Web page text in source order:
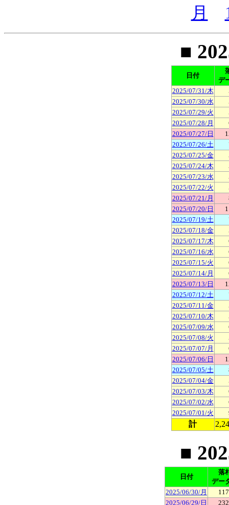
月
■
日付
デ
2025/07/31/木
2025/07/30/水
2025/07/29/火
2025/07/28/月
2025/07/27/日
2025/07/26/土
2025/07/25/金
2025/07/24/木
2025/07/23/水
2025/07/22/火
2025/07/21/月
2025/07/20/日
2025/07/19/土
2025/07/18/金
2025/07/17/木
2025/07/16/水
2025/07/15/火
2025/07/14/月
2025/07/13/日
2025/07/12/土
2025/07/11/金
2025/07/10/木
2025/07/09/水
2025/07/08/火
2025/07/07/月
2025/07/06/日
2025/07/05/土
2025/07/04/金
2025/07/03/木
2025/07/02/水
2025/07/01/火
計
■
日付
落
デー
2025/06/30/月
2025/06/29/日